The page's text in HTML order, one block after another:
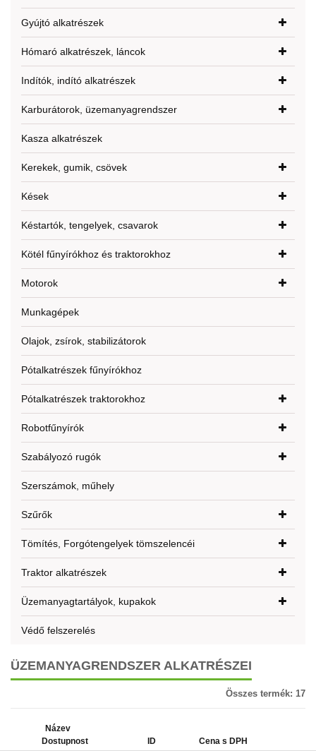
Gyújtó alkatrészek
Hómaró alkatrészek, láncok
Indítók, indító alkatrészek
Karburátorok, üzemanyagrendszer
Kasza alkatrészek
Kerekek, gumik, csövek
Kések
Késtartók, tengelyek, csavarok
Kötél fűnyírókhoz és traktorokhoz
Motorok
Munkagépek
Olajok, zsírok, stabilizátorok
Pótalkatrészek fűnyírókhoz
Pótalkatrészek traktorokhoz
Robotfűnyírók
Szabályozó rugók
Szerszámok, műhely
Szűrők
Tömítés, Forgótengelyek tömszelencéi
Traktor alkatrészek
Üzemanyagtartályok, kupakok
Védő felszerelés
ÜZEMANYAGRENDSZER ALKATRÉSZEI
Összes termék: 17
Název
Dostupnost
ID Cena s DPH